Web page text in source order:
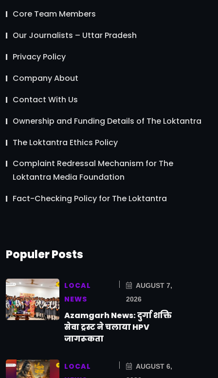
Core Team Members
Our Journalists – Uttar Pradesh
Privacy Policy
Company About
Contact With Us
Ownership and Funding Details of The Loktantra
The Loktantra Ethics Policy
Complaint Redressal Mechanism for The
Loktantra Media Foundation
Fact-Checking Policy for The Loktantra
Populer Posts
LOCAL
NEWS
AUGUST 7,
2026
Azamgarh News: दुर्गा शक्ति
सेवा ट्रस्ट ने चलाया HPV
जागरूकता
LOCAL
AUGUST 6,